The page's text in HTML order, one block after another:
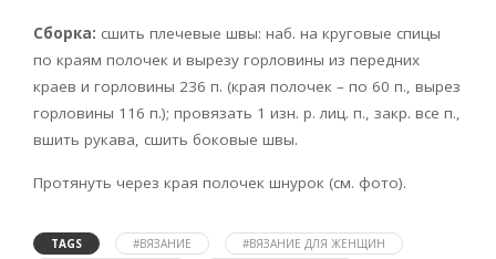
Сборка: сшить плечевые швы: наб. на круговые спицы
по краям полочек и вырезу горловины из передних
краев и горловины 236 п. (края полочек – по 60 п., вырез
горловины 116 п.); провязать 1 изн. р. лиц. п., закр. все п.,
вшить рукава, сшить боковые швы.
Протянуть через края полочек шнурок (см. фото).
TAGS #ВЯЗАНИЕ
#ВЯЗАНИЕ ДЛЯ ЖЕНЩИН